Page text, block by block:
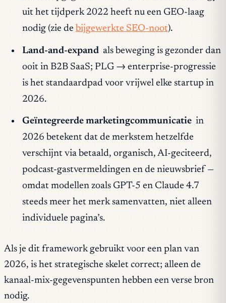
uit het tijdperk 2022 heeft nu een GEO-laag
nodig (zie de bijgewerkte SEO-noot).
Land-and-expand als beweging is gezonder dan
ooit in B2B SaaS; PLG → enterprise-progressie
is het standaardpad voor vrijwel elke startup in
2026.
Geïntegreerde marketingcommunicatie in
2026 betekent dat de merkstemhetzelfde
verschijnt via betaald, organisch, AI-geciteerd,
podcast-gastvermeldingen en de nieuwsbrief —
omdat modellen zoals GPT-5 en Claude 4.7
steeds meer het merksamenvatten, niet alleen
individuele pagina’s.
Als je dit framework gebruikt voor een plan van
2026, is het strategische skelet correct; alleen de
kanaal-mix-gegevenspunten hebben een verse bron
nodig.